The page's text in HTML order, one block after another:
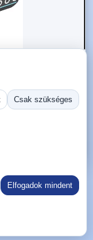
T profil,
Belső hatlap
Csak szükséges
Elfogadok mindent